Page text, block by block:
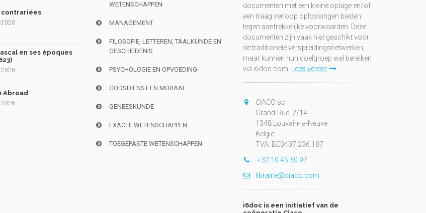
contrariées
2026
en ses époques
2026
Abroad
2026
WETENSCHAPPEN
MANAGEMENT
FILOSOFIE, LETTEREN, TAALKUNDE EN
GESCHIEDENIS
PSYCHOLOGIE EN OPVOEDING
GODSDIENST EN MORAAL
GENEESKUNDE
EXACTE WETENSCHAPPEN
TOEGEPASTE WETENSCHAPPEN
documenten met een kleine oplage en/of
een traag verloop oplossingen bieden
tegen aantrekkelijke voorwaarden. Deze
documenten zijn vaak niet geschikt voor
de traditionele verspreidingsnetwerken,
maar kunnen hun doelgroep wel bereiken
via i6doc.com.
Lees verder
CIACO sc
Grand-Rue, 2/14
1348 Louvain-la-Neuve
België
TVA: BE0407.236.187
+32 10 45 30 97
librairie@ciaco.com
i6doc is een initiatief van de